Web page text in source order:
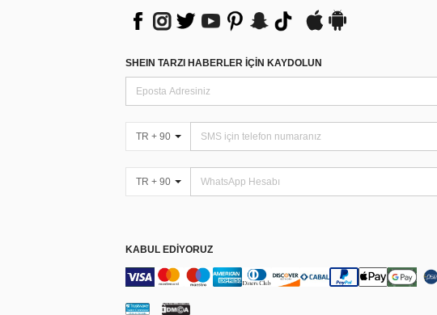
SHEIN TARZI HABERLER IÇIN KAYDOLUN
TR + 90
TR + 90
KABUL EDIYORUZ